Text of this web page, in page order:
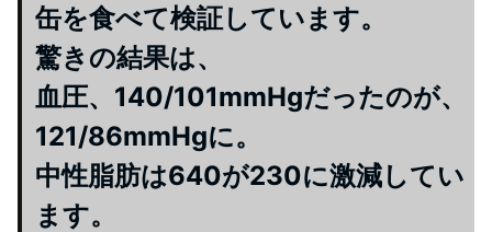
缶を食べて検証しています。
驚きの結果は、
血圧、140/101mmHgだったのが、
121/86mmHgに。
中性脂肪は640が230に激減してい
ます。